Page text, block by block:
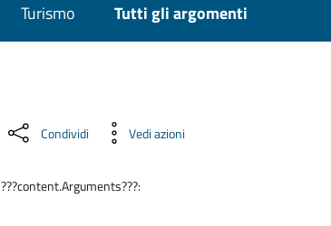
Turismo Tutti gli argomenti
Condividi Vedi azioni
???content.Arguments???: